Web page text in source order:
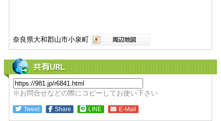
奈良県大和郡山市小泉町
共有URL
※お問合せなどの際にコピーしてお使い下さい
Tweet Share LINE E-Mail